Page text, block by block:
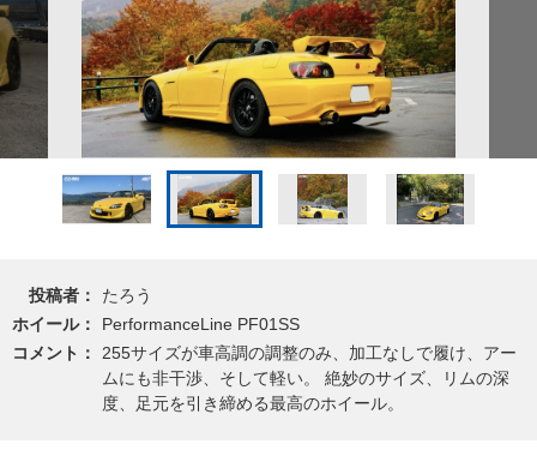
投稿者：
たろう
ホイール：
PerformanceLine PF01SS
コメント：
255サイズが車高調の調整のみ、加工なしで履け、アー
ムにも非干渉、そして軽い。 絶妙のサイズ、リムの深
度、足元を引き締める最高のホイール。